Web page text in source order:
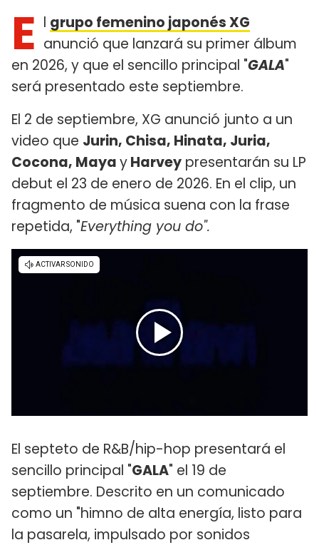
E l grupo femenino japonés XG
anunció que lanzará su primer álbum
en 2026, y que el sencillo principal "GALA"
será presentado este septiembre.
El 2 de septiembre, XG anunció junto a un
video que Jurin, Chisa, Hinata, Juria,
Cocona, MayayHarvey presentarán su LP
debut el 23 de enero de 2026. En el clip, un
fragmento de música suena con la frase
repetida, "Everything you do".
El septeto de R&B/hip-hop presentará el
sencillo principal "GALA" el 19 de
septiembre. Descrito en un comunicado
como un "himno de alta energía, listo para
la pasarela, impulsado por sonidos